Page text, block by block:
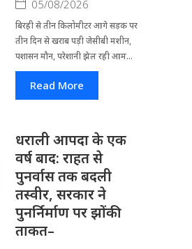
05/08/2026
बिरही से तीन किलोमीटर आगे सड़क पर
तीन दिन से खराब पड़ी जेसीबी मशीन,
पशासन मौन, परेशानी झेल रही आम...
Read More
धराली आपदा के एक
वर्ष बाद: राहत से
पुनर्वास तक बदली
तस्वीर, सरकार ने
पुनर्निर्माण पर झोंकी
ताकत–